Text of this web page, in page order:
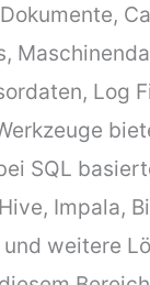
Log
SQL
Impala,
und weitere